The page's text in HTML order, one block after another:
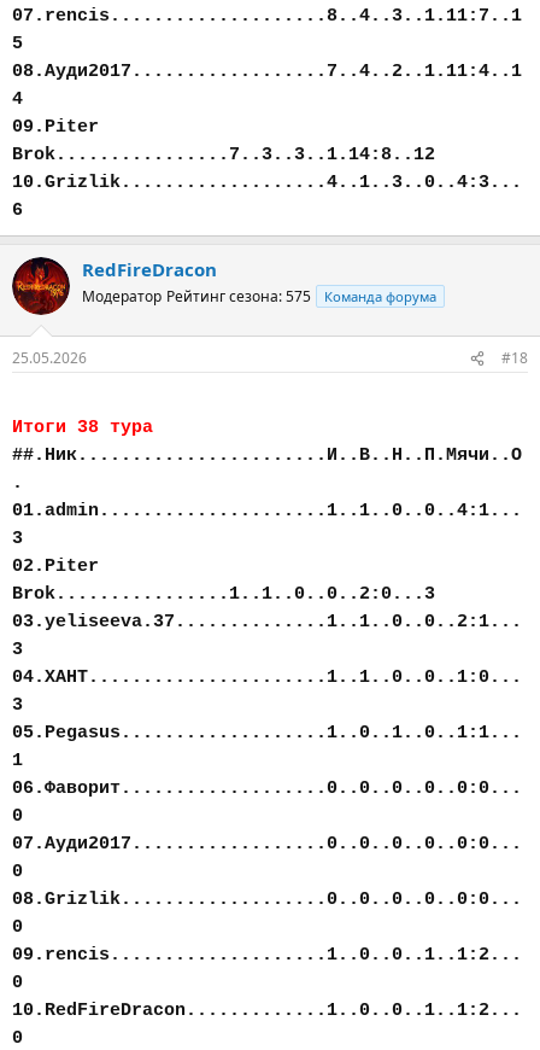
07.rencis....................8..4..3..1.11:7..1
5
08.Ауди2017..................7..4..2..1.11:4..1
4
09.Piter
Brok................7..3..3..1.14:8..12
10.Grizlik...................4..1..3..0..4:3...
6
RedFireDracon
Модератор Рейтинг сезона: 575 Команда форума
25.05.2026 #18
Итоги 38 тура
##.Ник.......................И..В..Н..П.Мячи..О
.
01.admin.....................1..1..0..0..4:1...
3
02.Piter
Brok................1..1..0..0..2:0...3
03.yeliseeva.37..............1..1..0..0..2:1...
3
04.ХАНТ......................1..1..0..0..1:0...
3
05.Pegasus...................1..0..1..0..1:1...
1
06.Фаворит...................0..0..0..0..0:0...
0
07.Ауди2017..................0..0..0..0..0:0...
0
08.Grizlik...................0..0..0..0..0:0...
0
09.rencis....................1..0..0..1..1:2...
0
10.RedFireDracon.............1..0..0..1..1:2...
0